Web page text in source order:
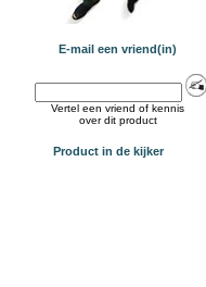
E-mail een vriend(in)
Vertel een vriend of kennis
over dit product
Product in de kijker